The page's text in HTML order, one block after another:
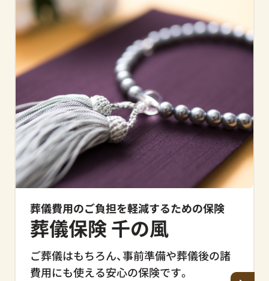
葬儀費用のご負担を軽減するための保険
葬儀保険 千の風
ご葬儀はもちろん、事前準備や葬儀後の諸
費用にも使える安心の保険です。